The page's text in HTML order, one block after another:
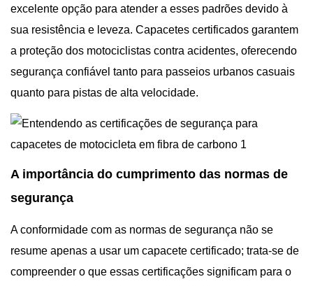
excelente opção para atender a esses padrões devido à
sua resistência e leveza. Capacetes certificados garantem
a proteção dos motociclistas contra acidentes, oferecendo
segurança confiável tanto para passeios urbanos casuais
quanto para pistas de alta velocidade.
A importância do cumprimento das normas de
segurança
A conformidade com as normas de segurança não se
resume apenas a usar um capacete certificado; trata-se de
compreender o que essas certificações significam para o